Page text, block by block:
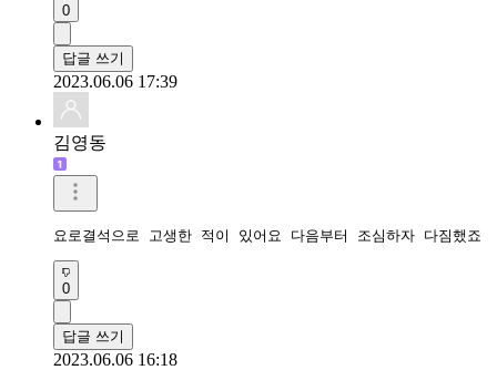
0
답글 쓰기
2023.06.06 17:39
김영동
요로결석으로 고생한 적이 있어요 다음부터 조심하자 다짐했죠
0
답글 쓰기
2023.06.06 16:18